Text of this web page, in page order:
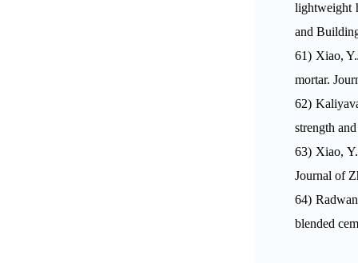
lightweight
and
61) Xiao,
mortar.
62)
strength
63) Xiao,
Journal of
64)
blended